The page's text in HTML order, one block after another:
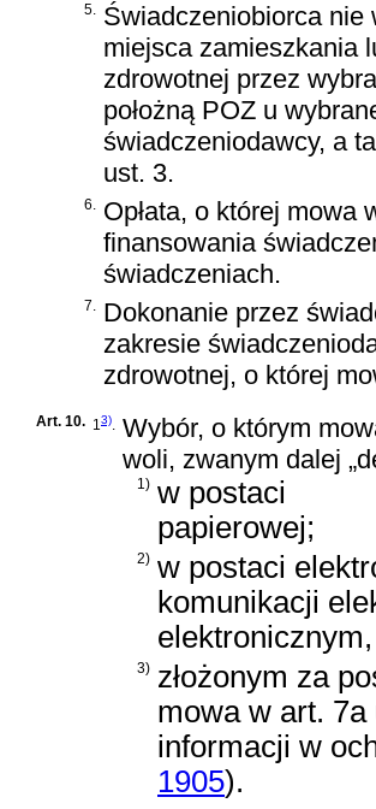
5. Świadczeniobiorca nie
miejsca zamieszkania
zdrowotnej przez
położną POZ u
świadczeniodawcy, a
ust. 3.
6. Opłata, o której mowa
finansowania
świadczeniach.
7. Dokonanie przez
zakresie
zdrowotnej, o której
Art. 10. 13). Wybór, o którym
woli, zwanym dalej
1) w postaci
papierowej;
2) w postaci
komunikacji
3) złożonym za
mowa w art. 7a
informacji w
1905).